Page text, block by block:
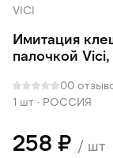
VICI
Имитация
палочкой Vici,
00
1 шт · РОССИЯ
258 ₽ / шт